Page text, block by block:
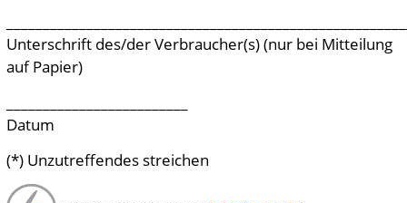
Unterschrift des/der Verbraucher(s) (nur bei Mitteilung
auf Papier)
Datum
(*) Unzutreffendes streichen